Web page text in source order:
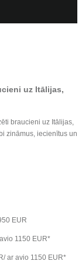
uz Itālijas,
braucieni uz Itālijas,
zināmus, iecienītus un
EUR
1150 EUR*
ar avio 1150 EUR*